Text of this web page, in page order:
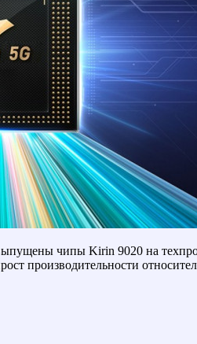
чипы Kirin 9020 на
производительности